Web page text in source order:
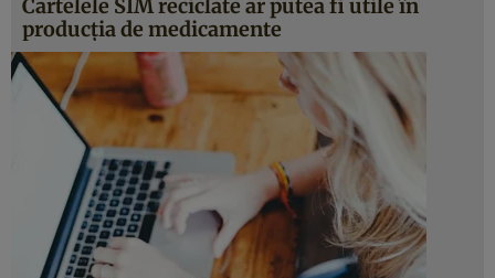
Cartelele SIM reciclate ar putea fi utile în
producția de medicamente